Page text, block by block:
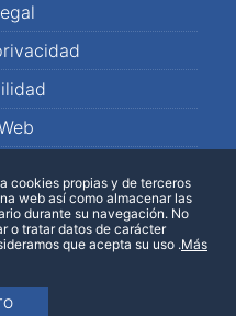
cookies propias y de terceros
web así como almacenar las
durante su navegación. No
o tratar datos de carácter
que acepta su uso .Más